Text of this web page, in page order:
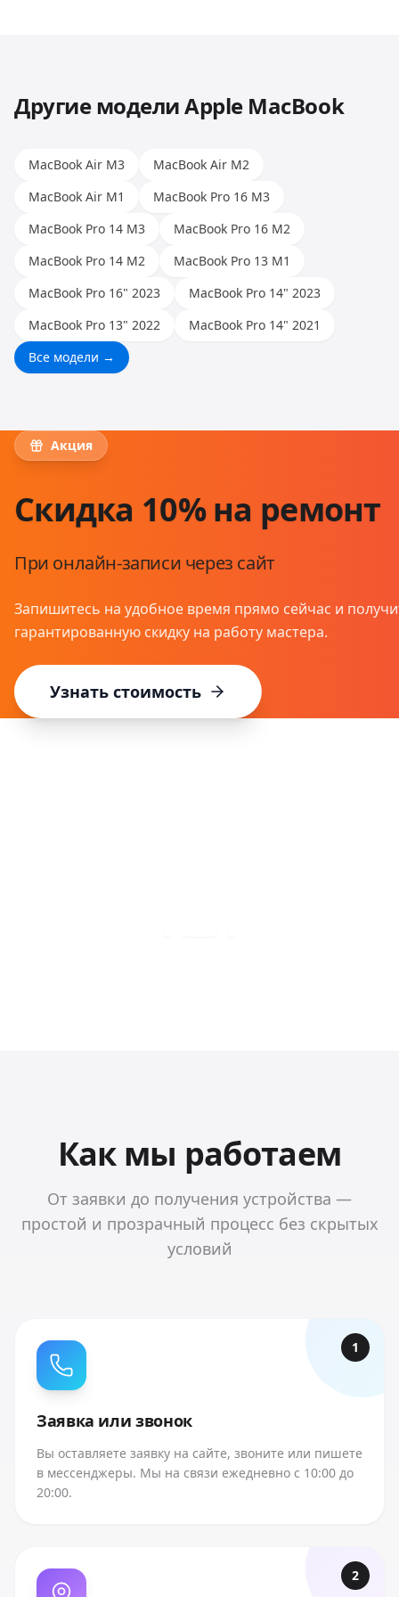
Другие моделиApple MacBook
MacBook Air M3
MacBook Air M2
MacBook Air M1
MacBook Pro 16 M3
MacBook Pro 14 M3
MacBook Pro 16 M2
MacBook Pro 14 M2
MacBook Pro 13 M1
MacBook Pro 16" 2023
MacBook Pro 14" 2023
MacBook Pro 13" 2022
MacBook Pro 14" 2021
Все модели →
Акция
Скидка 10% на ремонт
При онлайн-записи через сайт
Запишитесь на удобное время прямо сейчас и
гарантированную скидку на работу мастера.
Узнать стоимость
Как мы работаем
От заявки до получения устройства —
простой и прозрачный процесс без скрытых
условий
1
Заявка или звонок
Вы оставляете заявку на сайте, звоните или пишете
в мессенджеры. Мы на связи ежедневно с 10:00 до
20:00.
2